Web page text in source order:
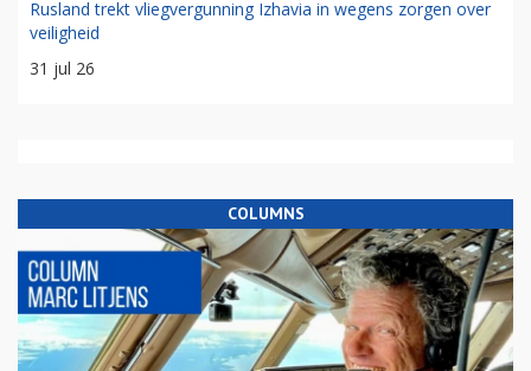
Rusland trekt vliegvergunning Izhavia in wegens zorgen over
veiligheid
31 jul 26
COLUMNS